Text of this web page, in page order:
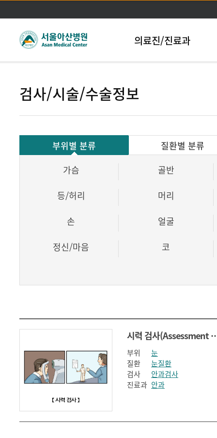
본문바로가기
의료진/진료과
검사/시술/수술정보
부위별 분류
가슴
골반
등/허리
머리
손
얼굴
정신/마음
코
질환별 분류
시력 검사
부위
눈
질환
눈질환
검사
안과검사
진료과 안과